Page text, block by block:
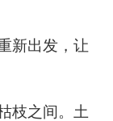
新出发，让
枝之间。土